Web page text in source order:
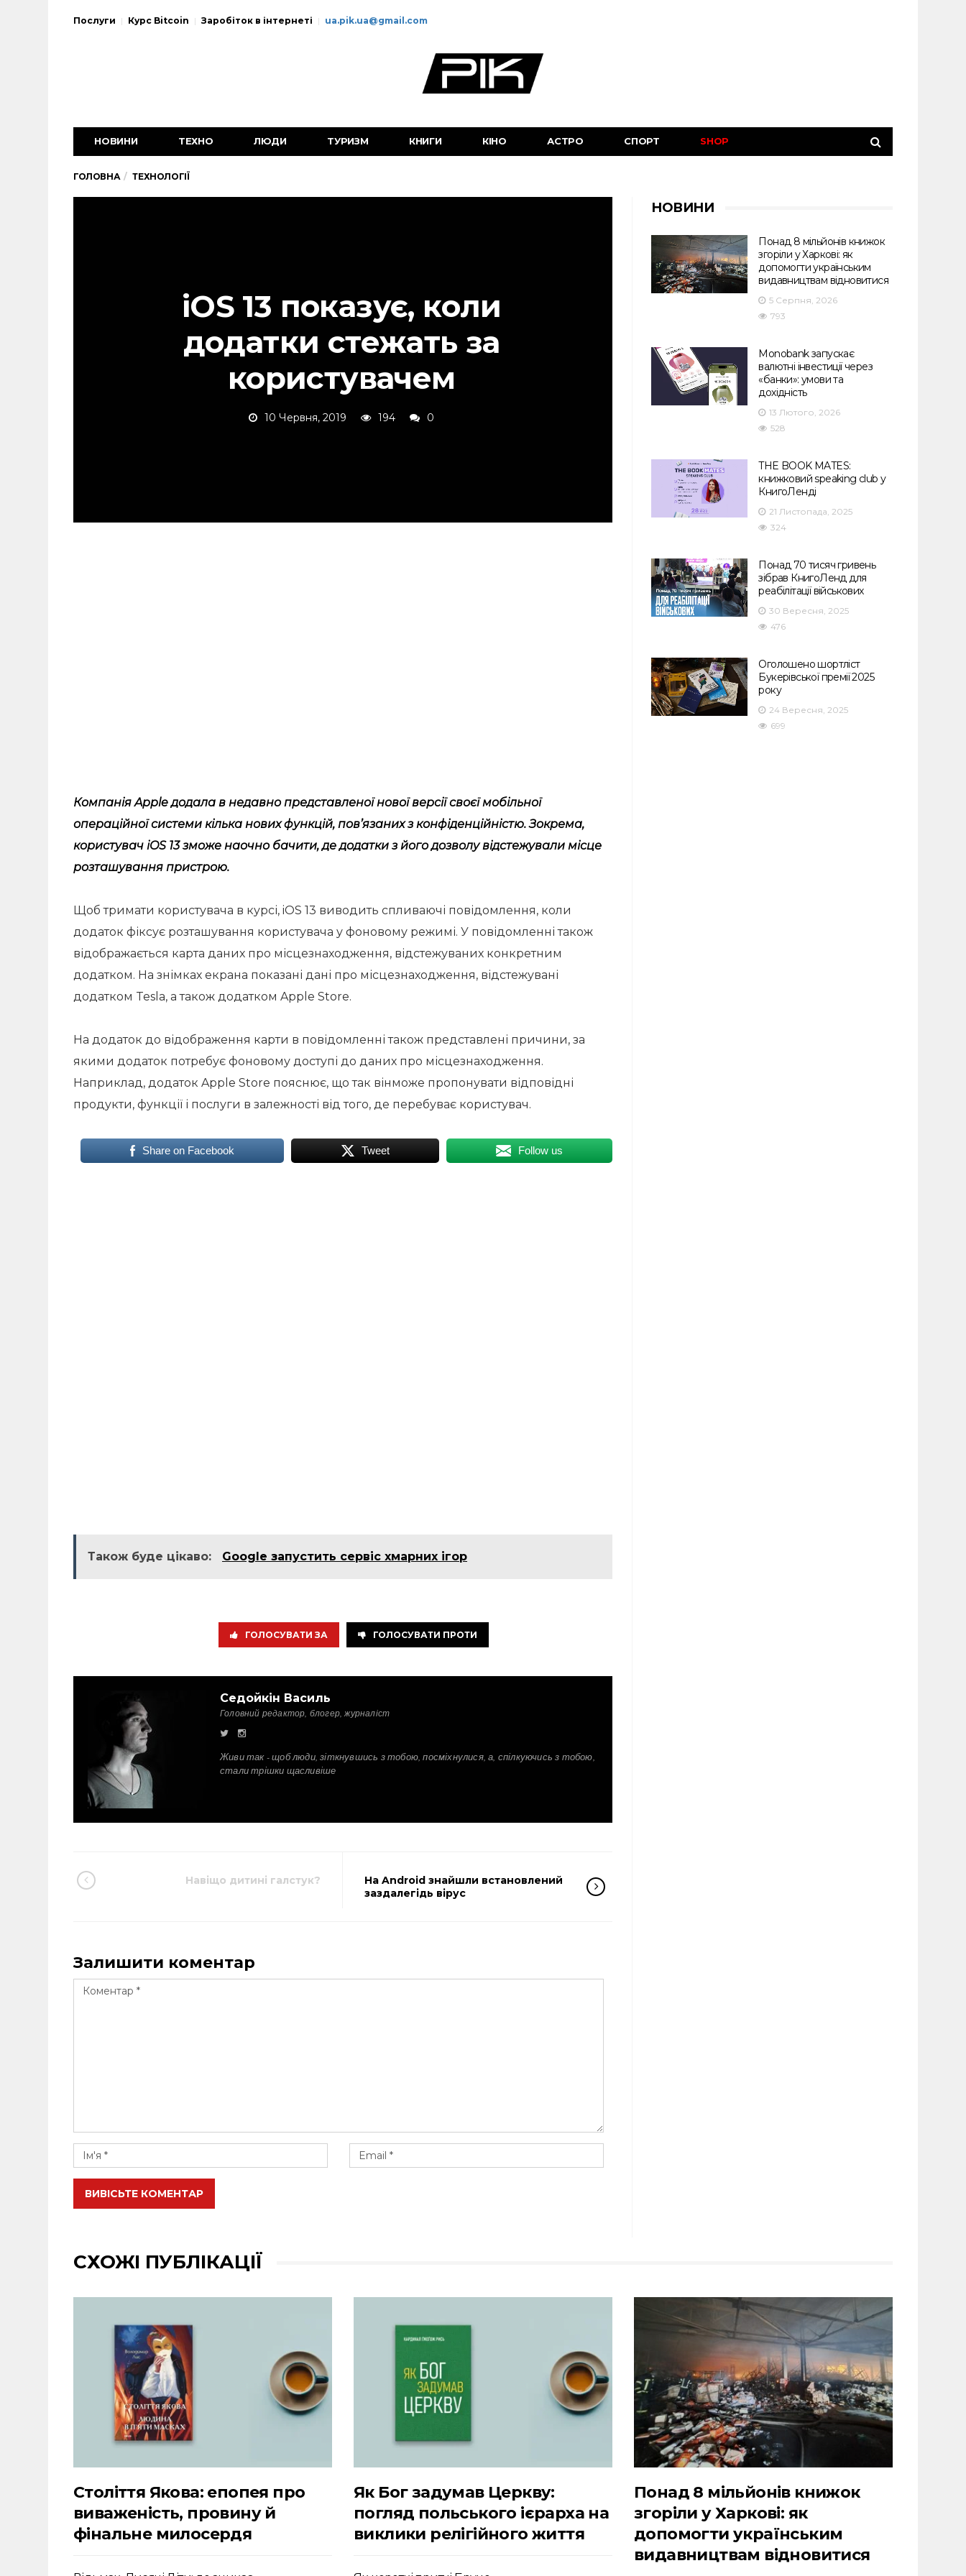
Послуги Курс Bitcoin Заробіток в інтернеті ua.pik.ua@gmail.com
НОВИНИ ТЕХНО ЛЮДИ ТУРИЗМ КНИГИ КІНО АСТРО СПОРТ SHOP
ГОЛОВНА ТЕХНОЛОГІЇ
iOS 13 показує, коли
додатки стежать за
користувачем
10 Червня, 2019 194 0
Компанія Apple додала в недавно представленої нової версії своєї мобільної
операційної системи кілька нових функцій, пов’язаних з конфіденційністю. Зокрема,
користувач iOS 13 зможе наочно бачити, де додатки з його дозволу відстежували місце
розташування пристрою.
Щоб тримати користувача в курсі, iOS 13 виводить спливаючі повідомлення, коли
додаток фіксує розташування користувача у фоновому режимі. У повідомленні також
відображається карта даних про місцезнаходження, відстежуваних конкретним
додатком. На знімках екрана показані дані про місцезнаходження, відстежувані
додатком Tesla, а також додатком Apple Store.
На додаток до відображення карти в повідомленні також представлені причини, за
якими додаток потребує фоновому доступі до даних про місцезнаходження.
Наприклад, додаток Apple Store пояснює, що так вінможе пропонувати відповідні
продукти, функції і послуги в залежності від того, де перебуває користувач.
Share on Facebook Tweet Follow us
Також буде цікаво: Google запустить сервіс хмарних ігор
ГОЛОСУВАТИ ЗА ГОЛОСУВАТИ ПРОТИ
Седойкін Василь
Головний редактор, блогер, журналіст
Живи так - щоб люди, зіткнувшись з тобою, посміхнулися, а, спілкуючись з тобою,
стали трішки щасливіше
Навіщо дитині галстук?
На Android знайшли встановлений
заздалегідь вірус
Залишити коментар
ВИВІСЬТЕ КОМЕНТАР
НОВИНИ
Понад 8 мільйонів книжок
згоріли у Харкові: як
допомогти українським
видавництвам відновитися
5 Серпня, 2026
793
Monobank запускає
валютні інвестиції через
«банки»: умови та
дохідність
13 Лютого, 2026
528
THE BOOK MATES:
книжковий speaking club у
КнигоЛенді
21 Листопада, 2025
324
Понад 70 тисяч гривень
зібрав КнигоЛенд для
реабілітації військових
30 Вересня, 2025
476
Оголошено шортліст
Букерівської премії 2025
року
24 Вересня, 2025
699
СХОЖІ ПУБЛІКАЦІЇ
Століття Якова: епопея про
виваженість, провину й
фінальне милосердя
Як Бог задумав Церкву:
погляд польського ієрарха на
виклики релігійного життя
Понад 8 мільйонів книжок
згоріли у Харкові: як
допомогти українським
видавництвам відновитися